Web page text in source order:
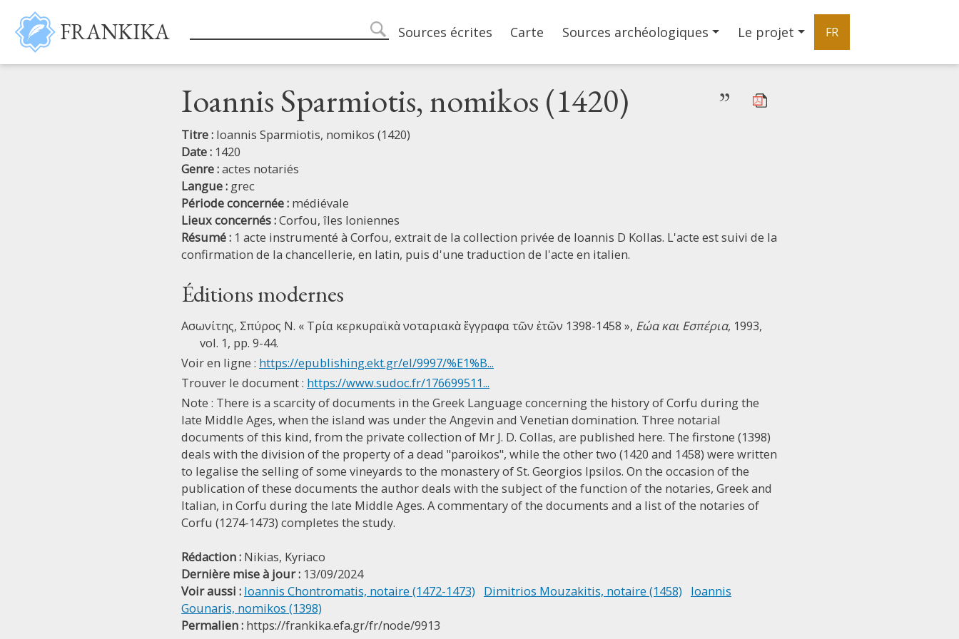
Aller au contenu principal
FRANKIKA search
Main navigation
Sources écrites Carte Sources archéologiques Le projet FR
Ioannis Sparmiotis, nomikos (1420) ”
Titre : Ioannis Sparmiotis, nomikos (1420)
Date : 1420
Genre :actes notariés
Langue : grec
Période concernée : médiévale
Lieux concernés :Corfou, îles Ioniennes
Résumé : 1 acte instrumenté à Corfou, extrait de la collection privée de Ioannis D Kollas. L'acte est suivi de la
confirmation de la chancellerie, en latin, puis d'une traduction de l'acte en italien.
Éditions modernes
Ασωνίτης, Σπύρος Ν. « Tρία κερκυραϊκὰ νοταριακὰ ἔγγραφα τῶν ἐτῶν 1398-1458 », Eώα και Eσπέρια, 1993,
vol. 1, pp. 9-44.
Voir en ligne : https://epublishing.ekt.gr/el/9997/%E1%B...
Trouver le document : https://www.sudoc.fr/176699511...
Note : There is a scarcity of documents in the Greek Language concerning the history of Corfu during the
late Middle Ages, when the island was under the Angevin and Venetian domination. Three notarial
documents of this kind, from the private collection of Mr J. D. Collas, are published here. The firstone (1398)
deals with the division of the property of a dead "paroikos", while the other two (1420 and 1458) were written
to legalise the selling of some vineyards to the monastery of St. Georgios Ipsilos. On the occasion of the
publication of these documents the author deals with the subject of the function of the notaries, Greek and
Italian, in Corfu during the late Middle Ages. A commentary of the documents and a list of the notaries of
Corfu (1274-1473) completes the study.
Rédaction : Nikias, Kyriaco
Dernière mise à jour : 13/09/2024
Voir aussi : Ioannis Chontromatis, notaire (1472-1473) Dimitrios Mouzakitis, notaire (1458)
Ioannis
Gounaris, nomikos (1398)
Permalien : https://frankika.efa.gr/fr/node/9913